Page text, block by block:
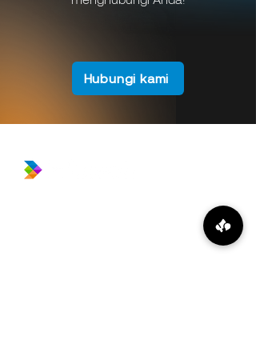
Hubungi kami
floor
Jakarta Pusat, DKI Jakarta, Indonesia